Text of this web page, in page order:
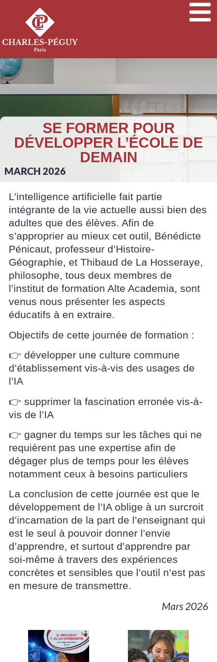
SE FORMER POUR
DÉVELOPPER L’ÉCOLE DE
DEMAIN
MARCH 2026
L’intelligence artificielle fait partie
intégrante de la vie actuelle aussi bien des
adultes que des élèves. Afin de
s’approprier au mieux cet outil, Bénédicte
Pénicaut, professeur d’Histoire-
Géographie, et Thibaud de La Hosseraye,
philosophe, tous deux membres de
l’institut de formation Alte Academia, sont
venus nous présenter les aspects
éducatifs à en extraire.
Objectifs de cette journée de formation :
👉 développer une culture commune
d’établissement vis-à-vis des usages de
l’IA
👉 supprimer la fascination erronée vis-à-
vis de l’IA
👉 gagner du temps sur les tâches qui ne
requièrent pas une expertise afin de
dégager plus de temps pour les élèves
notamment ceux à besoins particuliers
La conclusion de cette journée est que le
développement de l’IA oblige à un surcroit
d’incarnation de la part de l’enseignant qui
est le seul à pouvoir donner l’envie
d’apprendre, et surtout d’apprendre par
soi-même à travers des expériences
concrètes et sensibles que l’outil n’est pas
en mesure de transmettre.
Mars 2026